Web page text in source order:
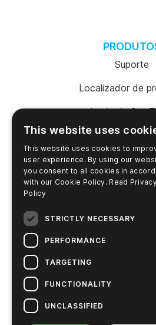
Suporte
Localizador de
Login da
Shop Online
Shop Online
Entre em contato
História da
This website uses
This website uses cookies to
user experience. By using our
you consent to all cookies in
with our Cookie Policy. Read Privacy
Policy
STRICTLY NECESSARY
PERFORMANCE
TARGETING
FUNCTIONALITY
UNCLASSIFIED